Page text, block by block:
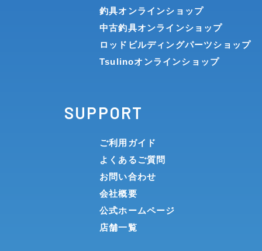
釣具オンラインショップ
中古釣具オンラインショップ
ロッドビルディングパーツショップ
Tsulinoオンラインショップ
SUPPORT
ご利用ガイド
よくあるご質問
お問い合わせ
会社概要
公式ホームページ
店舗一覧